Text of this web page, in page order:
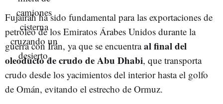
Fujairah ha sido fundamental para las exportaciones de
petróleo de los Emiratos Árabes Unidos durante la
guerra con Irán, ya que se encuentraal final del
oleoducto de crudo de Abu Dhabi, que transporta
crudo desde los yacimientos del interior hasta el golfo
de Omán, evitando el estrecho de Ormuz.